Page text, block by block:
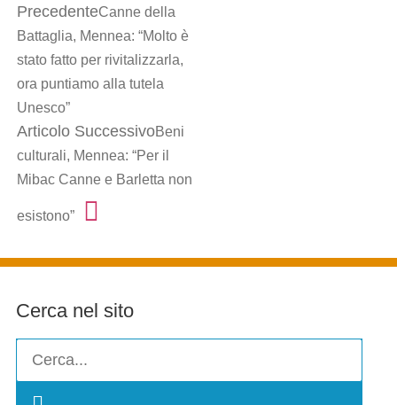
PrecedenteCanne della
Battaglia, Mennea: “Molto è
stato fatto per rivitalizzarla,
ora puntiamo alla tutela
Unesco”
Articolo SuccessivoBeni
culturali, Mennea: “Per il
Mibac Canne e Barletta non
esistono”
Cerca nel sito